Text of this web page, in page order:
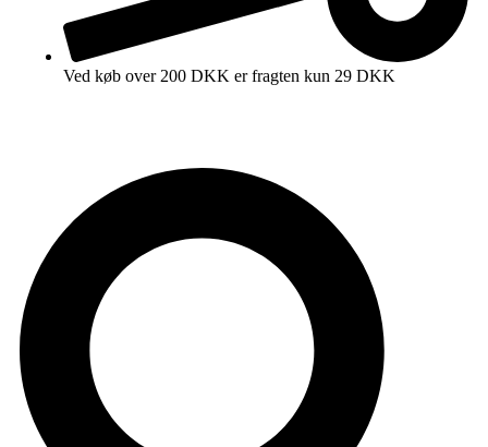
Ved køb over 200 DKK er fragten kun 29 DKK